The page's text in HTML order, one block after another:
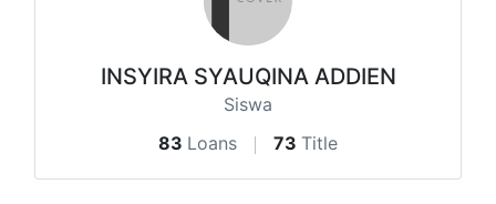
INSYIRA SYAUQINA ADDIEN
Siswa
83 Loans 73 Title